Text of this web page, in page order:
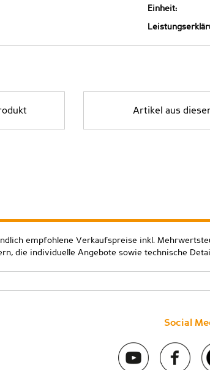
Einheit:
Artikel aus
empfohlene Verkaufspreise inkl.
die individuelle Angebote sowie technische
Social